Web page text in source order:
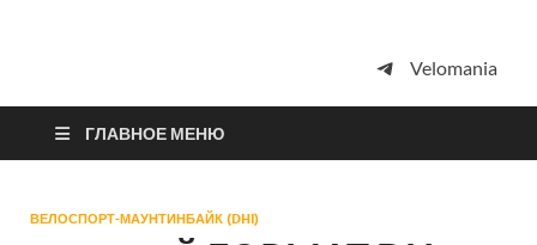
просто
Velomania
ГЛАВНОЕ МЕНЮ
ВЕЛОСПОРТ-МАУНТИНБАЙК (DHI)